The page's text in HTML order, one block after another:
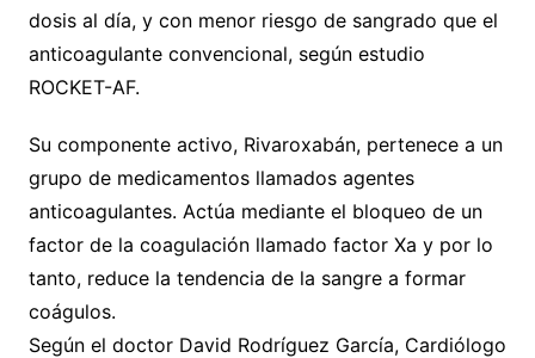
dosis al día, y con menor riesgo de sangrado que el
anticoagulante convencional, según estudio
ROCKET-AF.
Su componente activo, Rivaroxabán, pertenece a un
grupo de medicamentos llamados agentes
anticoagulantes. Actúa mediante el bloqueo de un
factor de la coagulación llamado factor Xa y por lo
tanto, reduce la tendencia de la sangre a formar
coágulos.
Según el doctor David Rodríguez García, Cardiólogo